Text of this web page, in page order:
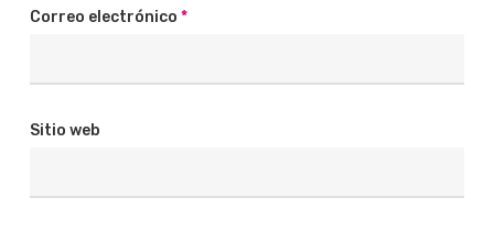
Correo electrónico *
Sitio web